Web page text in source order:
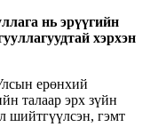
нь эрүүгийн
хэрхэн
ерөнхий
талаар эрх зүйн
шийтгүүлсэн, гэмт